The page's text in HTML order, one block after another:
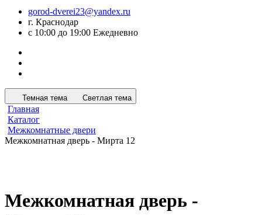
gorod-dverei23@yandex.ru
г. Краснодар
с 10:00 до 19:00 Ежедневно
Темная тема Светлая тема
Главная
Каталог
Межкомнатные двери
Межкомнатная дверь - Мирта 12
Межкомнатная дверь -